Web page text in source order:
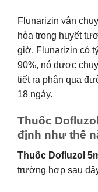
Flunarizin vận
hòa trong huyết
giờ. Flunarizin có
90%, nó được
tiết ra phân qua
18 ngày.
Thuốc
định như thế
Thuốc Dofluzol
trường hợp sau